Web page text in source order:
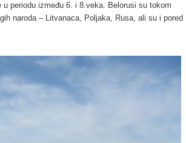
periodu između 6. i 8.veka. Belorusi su tokom
naroda – Litvanaca, Poljaka, Rusa, ali su i pored